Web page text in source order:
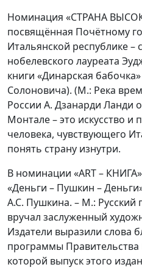
Номинация «СТРАНА
посвящённая Почётному
Итальянской республике –
нобелевского лауреата
книги «Динарская
Солоновича). (М.: Река
России А. Дзанарди Ланди
Монтале – это искусство и
человека, чувствующего
понять страну изнутри.
В номинации «ART –
«Деньги – Пушкин –
А.С. Пушкина. – М.: Русский
вручал заслуженный
Издатели выразили слова
программы
которой выпуск этого